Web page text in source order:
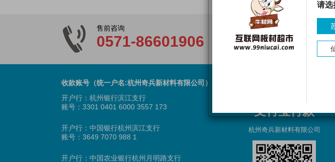
售前咨询
0571-86601906
收款账号（统一户名:杭州奇兵新材料有限公司）
开户行：杭州银行滨江支行
账号：3301 0401 6000 3557 173
开户行：中国银行杭州滨江支行
账号：3649 7070 988 1
开户行：中国农业银行杭州月明路支行
支付宝付款
杭州奇兵新材料有限公司
请选